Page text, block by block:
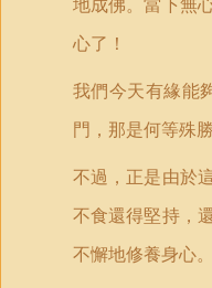
心了！
我們今天有緣能
門，那是何等殊
不過，正是由於
不食還得堅持，
不懈地修養身心。